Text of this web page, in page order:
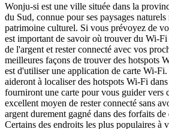
Wonju-si est une ville située dans la
du Sud, connue pour ses paysages
patrimoine culturel. Si vous prévoyez de
est important de savoir où trouver du Wi-
de l'argent et rester connecté avec vos
meilleures façons de trouver des hotspots
est d'utiliser une application de carte Wi-
aideront à localiser des hotspots Wi-Fi
fourniront une carte pour vous guider vers
excellent moyen de rester connecté sans
argent durement gagné dans des forfaits
Certains des endroits les plus populaires à